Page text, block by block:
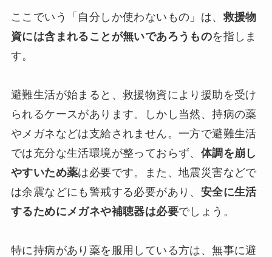
ここでいう「自分しか使わないもの」は、救援物
資には含まれることが無いであろうものを指しま
す。
避難生活が始まると、救援物資により援助を受け
られるケースがあります。しかし当然、持病の薬
やメガネなどは支給されません。一方で避難生活
では充分な生活環境が整っておらず、 体調を崩し
やすいため薬は必要です。また、地震災害などで
は余震などにも警戒する必要があり、 安全に生活
するためにメガネや補聴器は必要でしょう。
特に持病があり薬を服用している方は、無事に避